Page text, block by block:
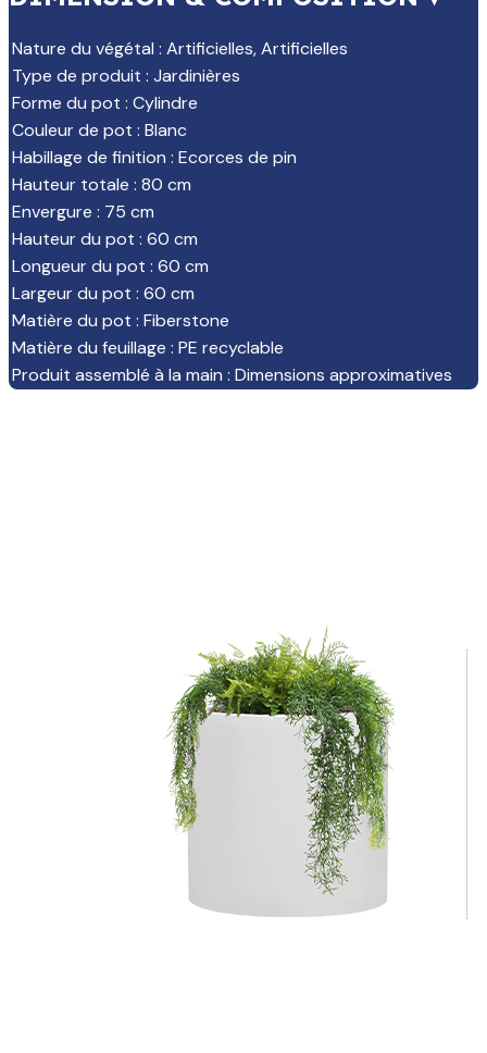
Nature du végétal : Artificielles,Artificielles
Type de produit : Jardinières
Forme du pot : Cylindre
Couleur de pot : Blanc
Habillage de finition : Ecorces de pin
Hauteur totale : 80 cm
Envergure : 75 cm
Hauteur du pot : 60 cm
Longueur du pot : 60 cm
Largeur du pot : 60 cm
Matière du pot : Fiberstone
Matière du feuillage : PE recyclable
Produit assemblé à la main : Dimensions approximatives